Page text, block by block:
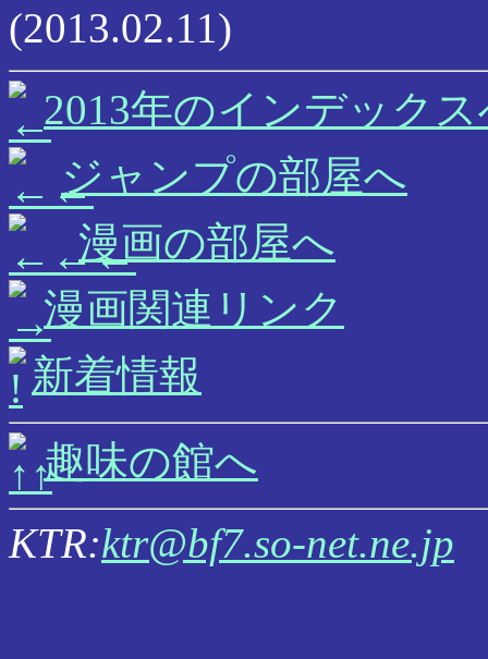
(2013.02.11)
2013年のインデック
ジャンプの部屋へ
漫画の部屋へ
漫画関連リンク
新着情報
趣味の館へ
KTR:ktr@bf7.so-net.ne.jp